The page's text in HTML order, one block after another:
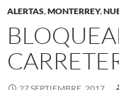
ALERTAS,MONTERREY,